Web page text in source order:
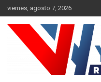
Saltar
al
contenido
viernes, agosto 7, 2026